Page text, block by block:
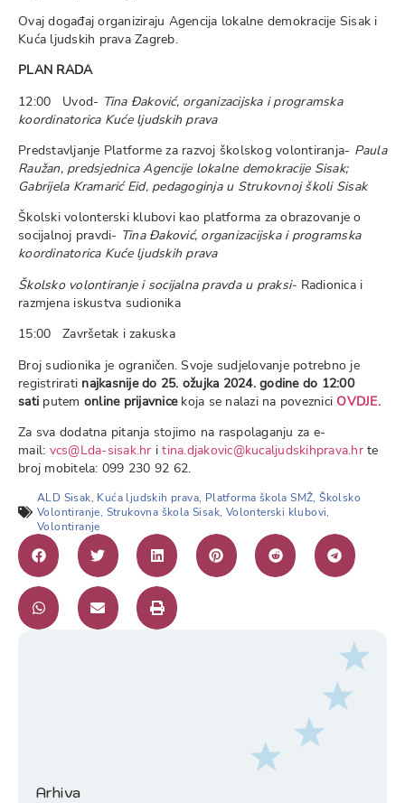
Ovaj događaj organiziraju Agencija lokalne demokracije Sisak i
Kuća ljudskih prava Zagreb.
PLAN RADA
12:00 Uvod- Tina Đaković, organizacijska i programska
koordinatorica Kuće ljudskih prava
Predstavljanje Platforme za razvoj školskog volontiranja- Paula
Raužan, predsjednica Agencije lokalne demokracije Sisak;
Gabrijela Kramarić Eid, pedagoginja u Strukovnoj školi Sisak
Školski volonterski klubovi kao platforma za obrazovanje o
socijalnoj pravdi- Tina Đaković, organizacijska i programska
koordinatorica Kuće ljudskih prava
Školsko volontiranje i socijalna pravda u praksi- Radionica i
razmjena iskustva sudionika
15:00 Završetak i zakuska
Broj sudionika je ograničen. Svoje sudjelovanje potrebno je
registrirati najkasnije do 25. ožujka 2024. godine do 12:00
sati putem online prijavnicekoja se nalazi na povezniciOVDJE.
Za sva dodatna pitanja stojimo na raspolaganju za e-
mail: vcs@Lda-sisak.hr itina.djakovic@kucaljudskihprava.hrte
broj mobitela: 099 230 92 62.
ALD Sisak, Kuća ljudskih prava, Platforma škola SMŽ,Školsko
Volontiranje, Strukovna škola Sisak, Volonterski klubovi,
Volontiranje
Arhiva